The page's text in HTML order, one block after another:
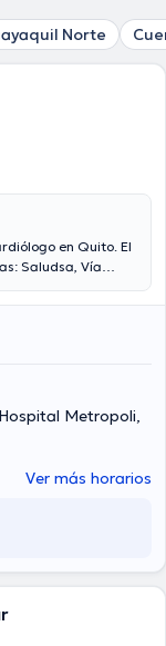
Norte
en Quito. El
Saludsa, Vía
cardíaca,
Metropoli,
Ver más horarios